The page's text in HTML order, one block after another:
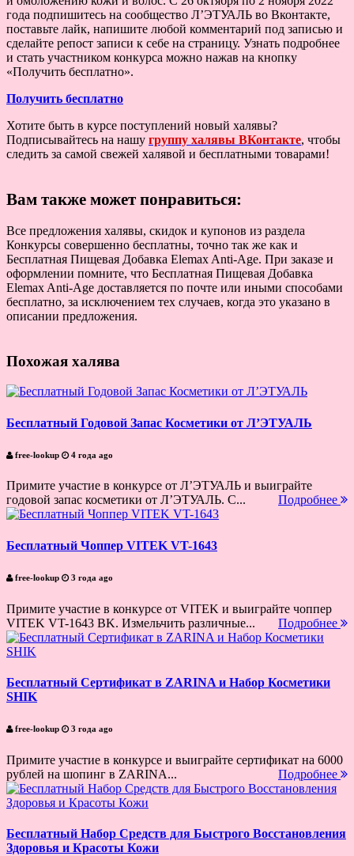
года подпишитесь на сообщество Л’ЭТУАЛЬ во Вконтакте,
поставьте лайк, напишите любой комментарий под записью и
сделайте репост записи к себе на страницу. Узнать подробнее
и стать участником конкурса можно нажав на кнопку
«Получить бесплатно».
Получить бесплатно
Хотите быть в курсе поступлений новый халявы?
Подписывайтесь на нашу группу халявы ВКонтакте, чтобы
следить за самой свежей халявой и бесплатными товарами!
Вам также может понравиться:
Все предложения халявы, скидок и купонов из раздела
Конкурсы совершенно бесплатны, точно так же как и
Бесплатная Пищевая Добавка Elemax Anti-Аge. При заказе и
оформлении помните, что Бесплатная Пищевая Добавка
Elemax Anti-Аge доставляется по почте или иными способами
бесплатно, за исключением тех случаев, когда это указано в
описании предложения.
Похожая халява
Бесплатный Годовой Запас Косметики от Л’ЭТУАЛЬ
free-lookup 4 года ago
Примите участие в конкурсе от Л’ЭТУАЛЬ и выиграйте
годовой запас косметики от Л’ЭТУАЛЬ. С...
Подробнее
Бесплатный Чоппер VITEK VT-1643
free-lookup 3 года ago
Примите участие в конкурсе от VITEK и выиграйте чоппер
VITEK VT-1643 BK. Измельчить различные...
Подробнее
Бесплатный Сертификат в ZARINA и Набор Косметики
SHIK
free-lookup 3 года ago
Примите участие в конкурсе и выиграйте сертификат на 6000
рублей на шопинг в ZARINA...
Подробнее
Бесплатный Набор Средств для Быстрого Восстановления
Здоровья и Красоты Кожи